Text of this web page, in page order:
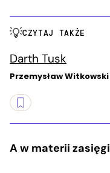
CZYTAJ TAKŻE
Darth Tusk
Przemysław Witkowski
A w materii